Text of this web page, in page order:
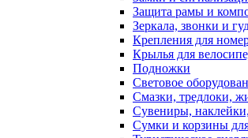
Защита рамы и
Зеркала, звонки и
Крепления для
Крылья для
Подножки
Световое
Смазки, тредлоки,
Сувениры,
Сумки и корзины